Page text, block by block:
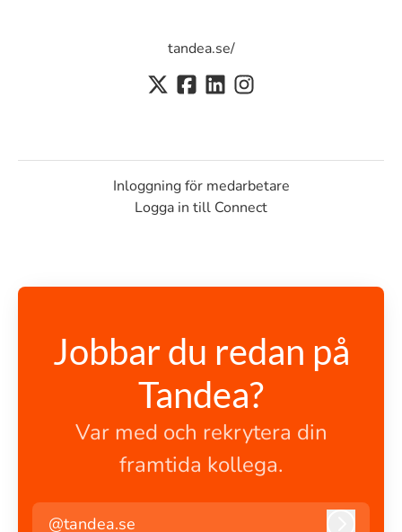
tandea.se/
Inloggning för medarbetare
Logga in till Connect
Jobbar du redan på
Tandea?
Var med och rekrytera din
framtida kollega.
@tandea.se